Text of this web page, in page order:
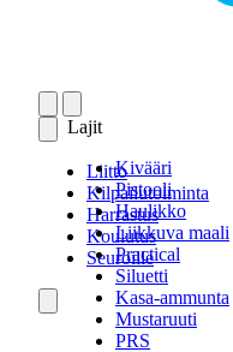
Lajit
Kivääri
Pistooli
Haulikko
Liikkuva maali
Practical
Siluetti
Kasa-ammunta
Mustaruuti
PRS
Liitto
Kilpailutoiminta
Harrastus
Koulutus
Seuroille